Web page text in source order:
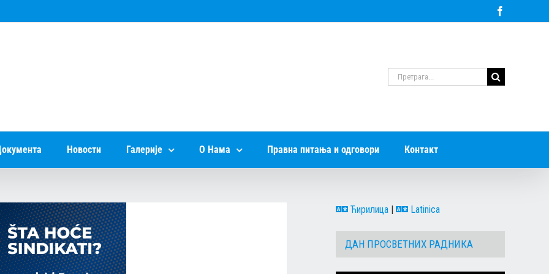
Претрага
за:
Новости Галерије О Нама Правна питања и одговори Контакт
Ћирилица Latinica
ДАН ПРОСВЕТНИХ РАДНИКА